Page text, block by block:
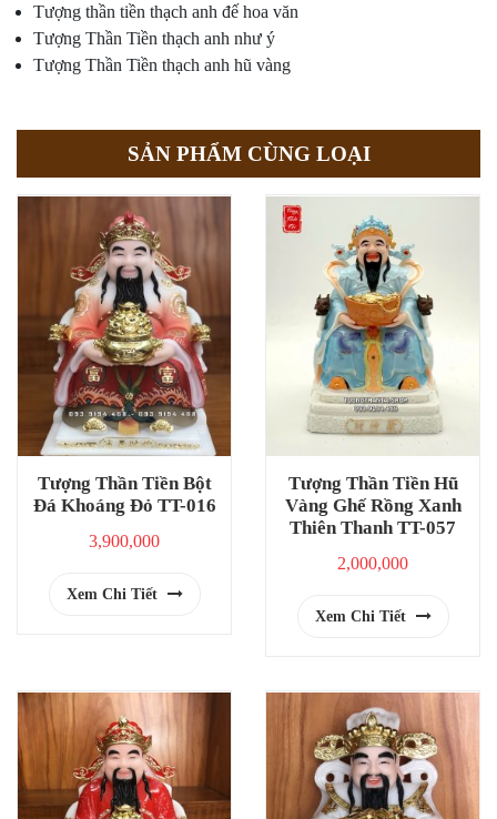
Tượng thần tiền thạch anh đế hoa văn
Tượng Thần Tiền thạch anh như ý
Tượng Thần Tiền thạch anh hũ vàng
SẢN PHẨM CÙNG LOẠI
Tượng Thần Tiền Bột
Đá Khoáng Đỏ TT-016
3,900,000
Xem Chi Tiết
Tượng Thần Tiền Hũ
Vàng Ghế Rồng Xanh
Thiên Thanh TT-057
2,000,000
Xem Chi Tiết